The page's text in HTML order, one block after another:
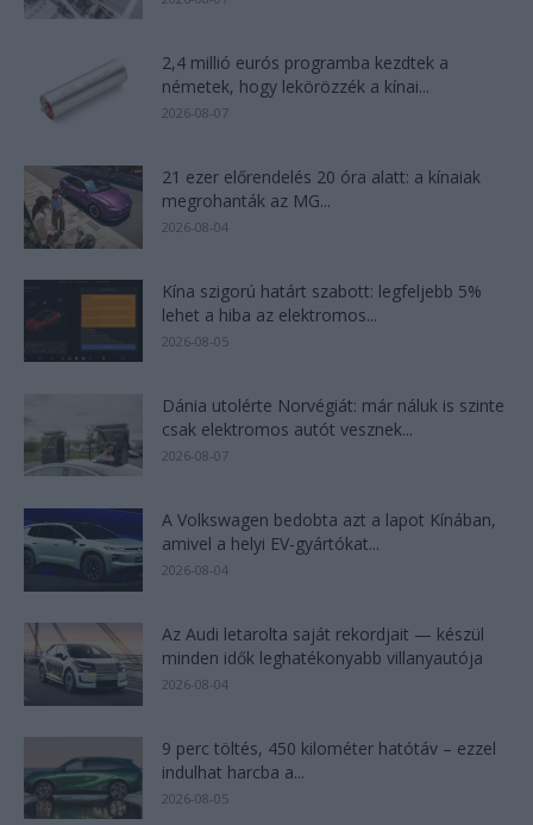
2,4 millió eurós programba kezdtek a
németek, hogy lekörözzék a kínai...
2026-08-07
21 ezer előrendelés 20 óra alatt: a kínaiak
megrohanták az MG...
2026-08-04
Kína szigorú határt szabott: legfeljebb 5%
lehet a hiba az elektromos...
2026-08-05
Dánia utolérte Norvégiát: már náluk is szinte
csak elektromos autót vesznek...
2026-08-07
A Volkswagen bedobta azt a lapot Kínában,
amivel a helyi EV-gyártókat...
2026-08-04
Az Audi letarolta saját rekordjait — készül
minden idők leghatékonyabb villanyautója
2026-08-04
9 perc töltés, 450 kilométer hatótáv – ezzel
indulhat harcba a...
2026-08-05